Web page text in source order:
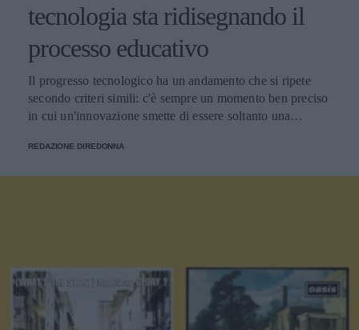
tecnologia sta ridisegnando il
processo educativo
Il progresso tecnologico ha un andamento che si ripete
secondo criteri simili: c'è sempre un momento ben preciso
in cui un'innovazione smette di essere soltanto una
REDAZIONE DIREDONNA